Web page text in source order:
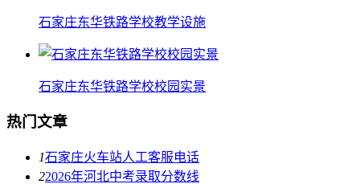
石家庄东华铁路学校教学设施
石家庄东华铁路学校校园实景
热门文章
1石家庄火车站人工客服电话
22026年河北中考录取分数线